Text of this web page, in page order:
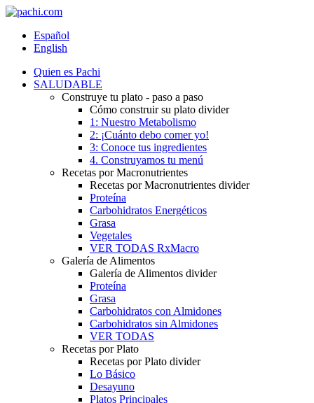
Español
English
Quien es Pachi
SALUDABLE
Construye tu plato - paso a paso
Cómo construir su plato divider
1: Nuestro Metabolismo
2: ¡Cuánto debo comer yo!
3: Conoce tus ingredientes
4. Construyamos tu menú
Recetas por Macronutrientes
Recetas por Macronutrientes divider
Proteína
Carbohidratos Energéticos
Grasa
Vegetales
VER TODAS RxMacro
Galería de Alimentos
Galería de Alimentos divider
Proteína
Grasa
Carbohidratos con Almidones
Carbohidratos sin Almidones
VER TODAS
Recetas por Plato
Recetas por Plato divider
Lo Básico
Desayuno
Platos Principales